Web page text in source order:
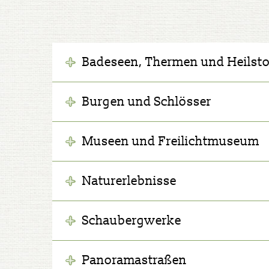
Badeseen, Thermen und
Burgen und Schlösser
Museen und Freilichtmuseum
Naturerlebnisse
Schaubergwerke
Panoramastraßen